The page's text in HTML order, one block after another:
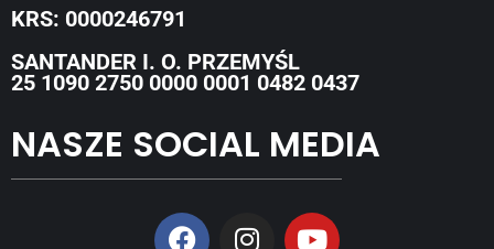
KRS: 0000246791
SANTANDER I. O. PRZEMYŚL
25 1090 2750 0000 0001 0482 0437
NASZE SOCIAL MEDIA